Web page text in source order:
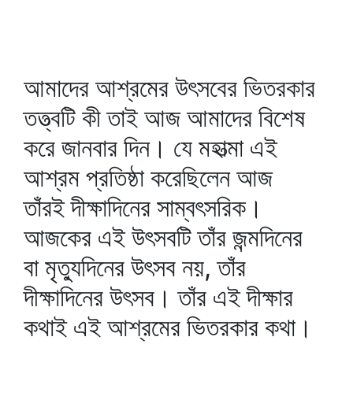
আমাদের আশ্রমের উৎসবের ভিতরকার
তত্ত্বটি কী তাই আজ আমাদের বিশেষ
করে জানবার দিন। যে মহাত্মা এই
আশ্রম প্রতিষ্ঠা করেছিলেন আজ
তাঁরই দীক্ষাদিনের সাম্বৎসরিক।
আজকের এই উৎসবটি তাঁর জন্মদিনের
বা মৃত্যুদিনের উৎসব নয়, তাঁর
দীক্ষাদিনের উৎসব। তাঁর এই দীক্ষার
কথাই এই আশ্রমের ভিতরকার কথা।